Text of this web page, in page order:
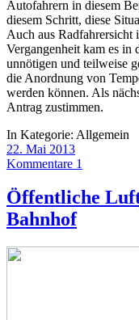
Autofahrern in diesem
diesem Schritt, diese
Auch aus Radfahrersicht
Vergangenheit kam es in
unnötigen und teilweise
die Anordnung von
werden können. Als
Antrag zustimmen.
In Kategorie: Allgemein
22. Mai 2013
Kommentare 1
Öffentliche
Bahnhof